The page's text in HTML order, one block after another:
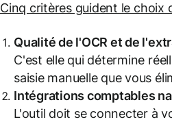
Cinq critères guident le choix
Qualité de l'OCR et de
C'est elle qui détermine
saisie manuelle que vous
Intégrations comptables
L'outil doit se connecter à